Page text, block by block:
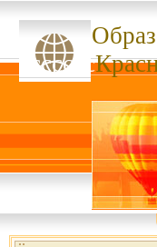
ссссссс